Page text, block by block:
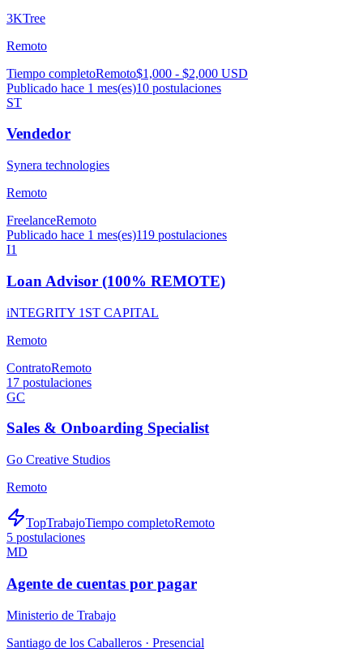
3KTree
Remoto
Tiempo completoRemoto$1,000 - $2,000 USD
Publicado hace 1 mes(es)10 postulaciones
ST
Vendedor
Synera technologies
Remoto
FreelanceRemoto
Publicado hace 1 mes(es)119 postulaciones
I1
Loan Advisor (100% REMOTE)
iNTEGRITY 1ST CAPITAL
Remoto
ContratoRemoto
17 postulaciones
GC
Sales & Onboarding Specialist
Go Creative Studios
Remoto
TopTrabajoTiempo completoRemoto
5 postulaciones
MD
Agente de cuentas por pagar
Ministerio de Trabajo
Santiago de los Caballeros · Presencial